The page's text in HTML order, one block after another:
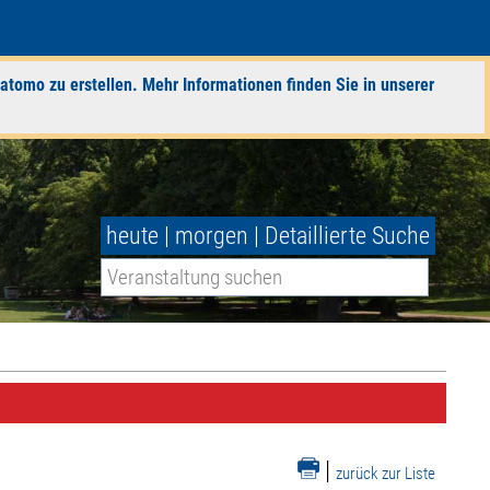
zu erstellen. Mehr Informationen finden Sie in unserer
heute | morgen | Detaillierte Suche
| zurück zur Liste